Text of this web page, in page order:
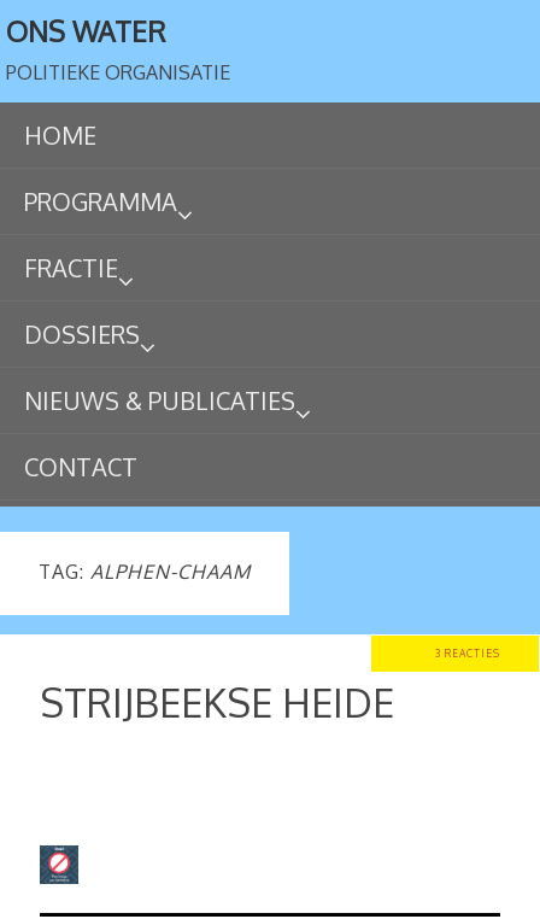
ONS WATER
POLITIEKE ORGANISATIE
HOME
PROGRAMMA
FRACTIE
DOSSIERS
NIEUWS & PUBLICATIES
CONTACT
TAG: ALPHEN-CHAAM
3 REACTIES
STRIJBEEKSE HEIDE